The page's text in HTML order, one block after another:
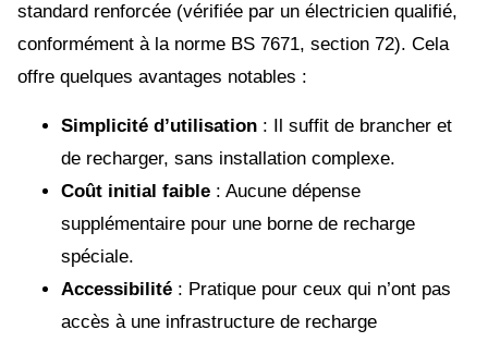
standard renforcée (vérifiée par un électricien qualifié,
conformément à la norme BS 7671, section 72). Cela
offre quelques avantages notables :
Simplicité d’utilisation : Il suffit de brancher et
de recharger, sans installation complexe.
Coût initial faible : Aucune dépense
supplémentaire pour une borne de recharge
spéciale.
Accessibilité : Pratique pour ceux qui n’ont pas
accès à une infrastructure de recharge